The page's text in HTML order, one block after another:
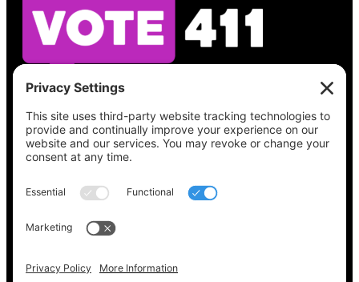
Vea lo que hay en su boleta, encuentre su
lugar de votación, verifique el estado de su
registro y obtenga toda la información
electoral que necesita enVote411.org.
Por favor no utilice: